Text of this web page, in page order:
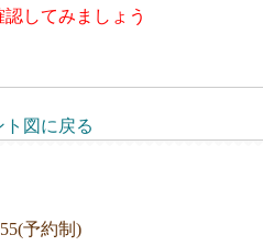
してみましょう
図に戻る
(予約制)